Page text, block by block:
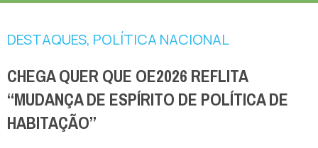
DESTAQUES, POLÍTICA NACIONAL
CHEGA QUER QUE OE2026 REFLITA
“MUDANÇA DE ESPÍRITO DE POLÍTICA DE
HABITAÇÃO”